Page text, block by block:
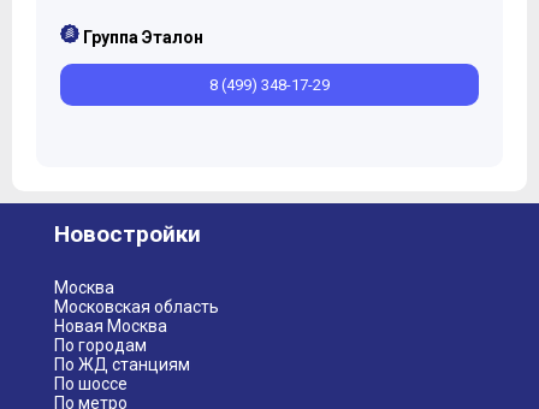
Группа Эталон
8 (499) 348-17-29
Новостройки
Москва
Московская область
Новая Москва
По городам
По ЖД станциям
По шоссе
По метро